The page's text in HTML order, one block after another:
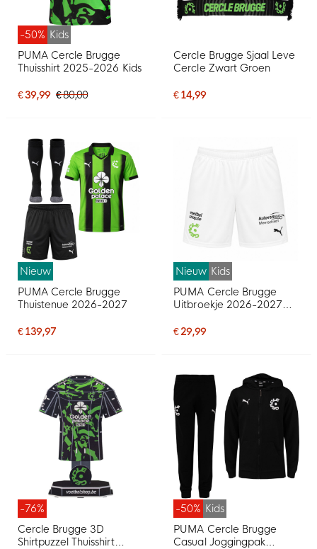
-50% Kids
PUMA Cercle Brugge
Thuisshirt 2025-2026 Kids
€ 39,99 € 80,00
Cercle Brugge Sjaal Leve
Cercle Zwart Groen
€ 14,99
Nieuw
PUMA Cercle Brugge
Thuistenue 2026-2027
€ 139,97
Nieuw Kids
PUMA Cercle Brugge
Uitbroekje 2026-2027
€ 29,99
-76%
Cercle Brugge 3D
Shirtpuzzel Thuisshirt
-50% Kids
PUMA Cercle Brugge
Casual Joggingpak